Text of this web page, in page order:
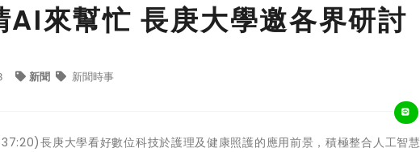
AI來幫忙 長庚大學邀各界研討
新聞 新聞時事
長庚大學看好數位科技於護理及健康照護的應用前景，積極整合人工智